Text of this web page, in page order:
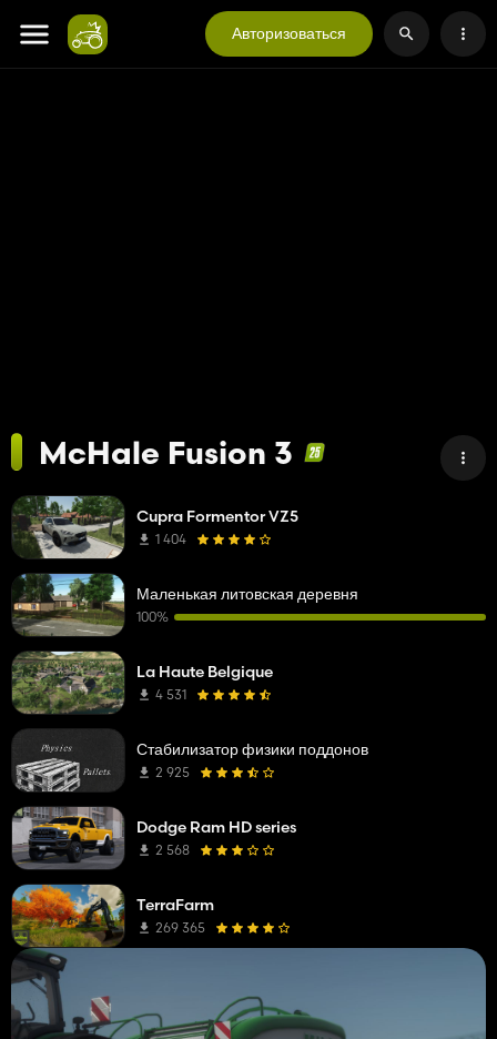
Авторизоваться
McHale Fusion 3
Cupra Formentor VZ5
1 404
Маленькая литовская деревня
100%
La Haute Belgique
4 531
Стабилизатор физики поддонов
2 925
Dodge Ram HD series
2 568
TerraFarm
269 365